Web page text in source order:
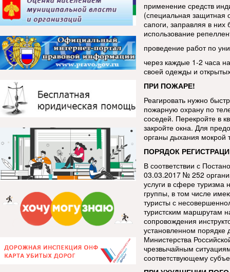
применение средств
(специальная защитная
сапоги, заправляя в
использование
проведение работ по
через каждые 1-2 часа
своей одежды и
ПРИ ПОЖАРЕ!
Реагировать нужно
пожарную охрану по
соседей. Перекройте в
закройте окна. Для
органы дыхания мокрой
ПОРЯДОК
В соответствии с
03.03.2017 № 252
услуги в сфере туризма
группы, в том числе
туристы с
туристским маршрутам
сопровождения
установленном
Министерства
чрезвычайным
соответствующему